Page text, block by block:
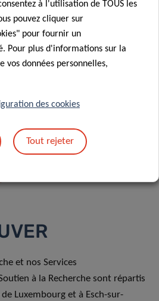
message, vous acceptez
et nos Services
à la Recherche sont répartis
Luxembourg et à Esch-sur-
à l'utilisation de TOUS les
pouvez cliquer sur
pour fournir un
Pour plus d'informations sur la
vos données personnelles,
des cookies
Tout rejeter